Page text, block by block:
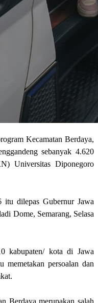
Kecamatan Berdaya,
sebanyak 4.620
Universitas Diponegoro
dilepas Gubernur Jawa
Dome, Semarang, Selasa
kabupaten/ kota di Jawa
memetakan persoalan dan
Berdaya merupakan salah